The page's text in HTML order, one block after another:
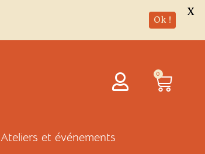
0
Ateliers et événements
Ok !
X